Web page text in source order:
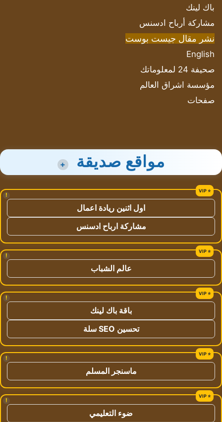
باك لينك
مشاركة أرباح ادسنس
نشر مقال جيست بوست
English
صحيفة 24 لمعلوماتك
مؤسسة اشراق العالم
صفحات
مواقع صديقة +
!
اول اثنين ريادة اعمال
مشاركة ارباح ادسنس
!
عالم الشباب
!
باقة باك لينك
تحسين SEO سلة
!
ماسنجر المسلم
!
ضوء التعليمي